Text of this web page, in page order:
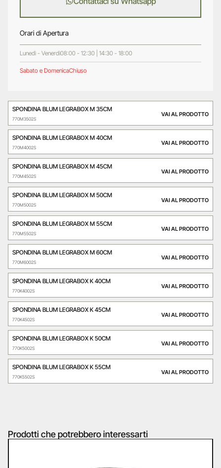
Orari di Apertura
Lunedì - Venerdì08:00 - 12:30 | 14:30 - 18:00
Sabato e DomenicaChiuso
SPONDINA BLUM LEGRABOX M 35CM
770M3502S
VAI AL PRODOTTO
SPONDINA BLUM LEGRABOX M 40CM
770M4002S
VAI AL PRODOTTO
SPONDINA BLUM LEGRABOX M 45CM
770M4502S
VAI AL PRODOTTO
SPONDINA BLUM LEGRABOX M 50CM
770M5002S
VAI AL PRODOTTO
SPONDINA BLUM LEGRABOX M 55CM
770M5502S
VAI AL PRODOTTO
SPONDINA BLUM LEGRABOX M 60CM
770M6002S
VAI AL PRODOTTO
SPONDINA BLUM LEGRABOX K 40CM
770K4002S
VAI AL PRODOTTO
SPONDINA BLUM LEGRABOX K 45CM
770K4502S
VAI AL PRODOTTO
SPONDINA BLUM LEGRABOX K 50CM
770K5002S
VAI AL PRODOTTO
SPONDINA BLUM LEGRABOX K 55CM
770K5502S
VAI AL PRODOTTO
Prodotti che potrebbero interessarti